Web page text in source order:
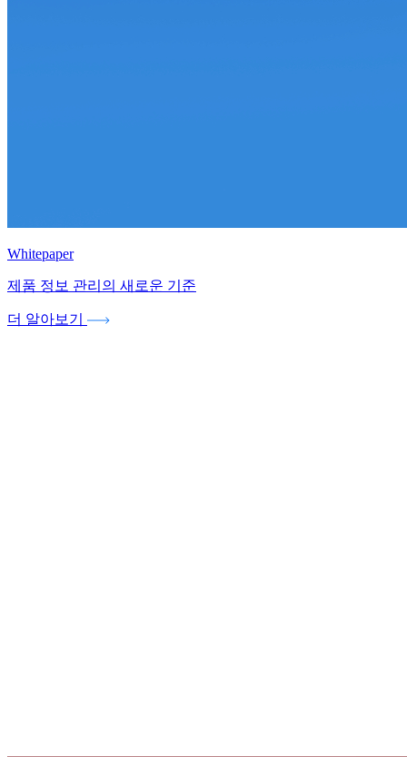
Whitepaper
제품 정보 관리의 새로운 기준
더 알아보기